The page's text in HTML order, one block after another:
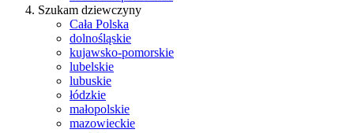
Szukam dziewczyny
Cała Polska
dolnośląskie
kujawsko-pomorskie
lubelskie
lubuskie
łódzkie
małopolskie
mazowieckie